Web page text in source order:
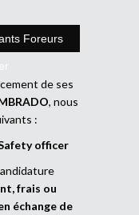
Foreurs
de ses
, nous
:
officer
frais ou
échange de